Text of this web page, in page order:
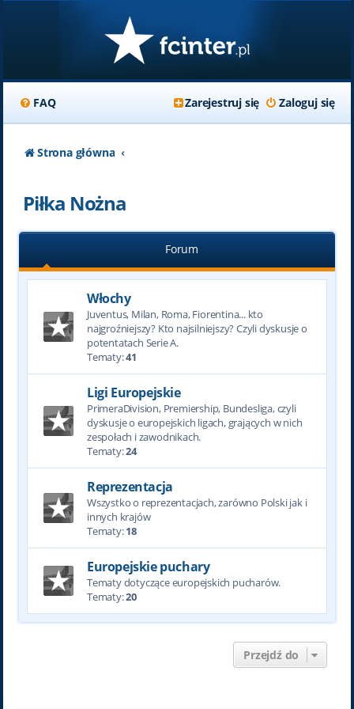
FAQ Zaloguj się
Zarejestruj się
Strona główna
Piłka Nożna
Forum
Włochy
Juventus, Milan, Roma, Fiorentina... kto
najgroźniejszy? Kto najsilniejszy? Czyli dyskusje o
potentatach Serie A.
Tematy:41
Ligi Europejskie
PrimeraDivision, Premiership, Bundesliga, czyli
dyskusje o europejskich ligach, grających w nich
zespołach i zawodnikach.
Tematy:24
Reprezentacja
Wszystko o reprezentacjach, zarówno Polski jak i
innych krajów
Tematy:18
Europejskie puchary
Tematy dotyczące europejskich pucharów.
Tematy:20
Przejdź do